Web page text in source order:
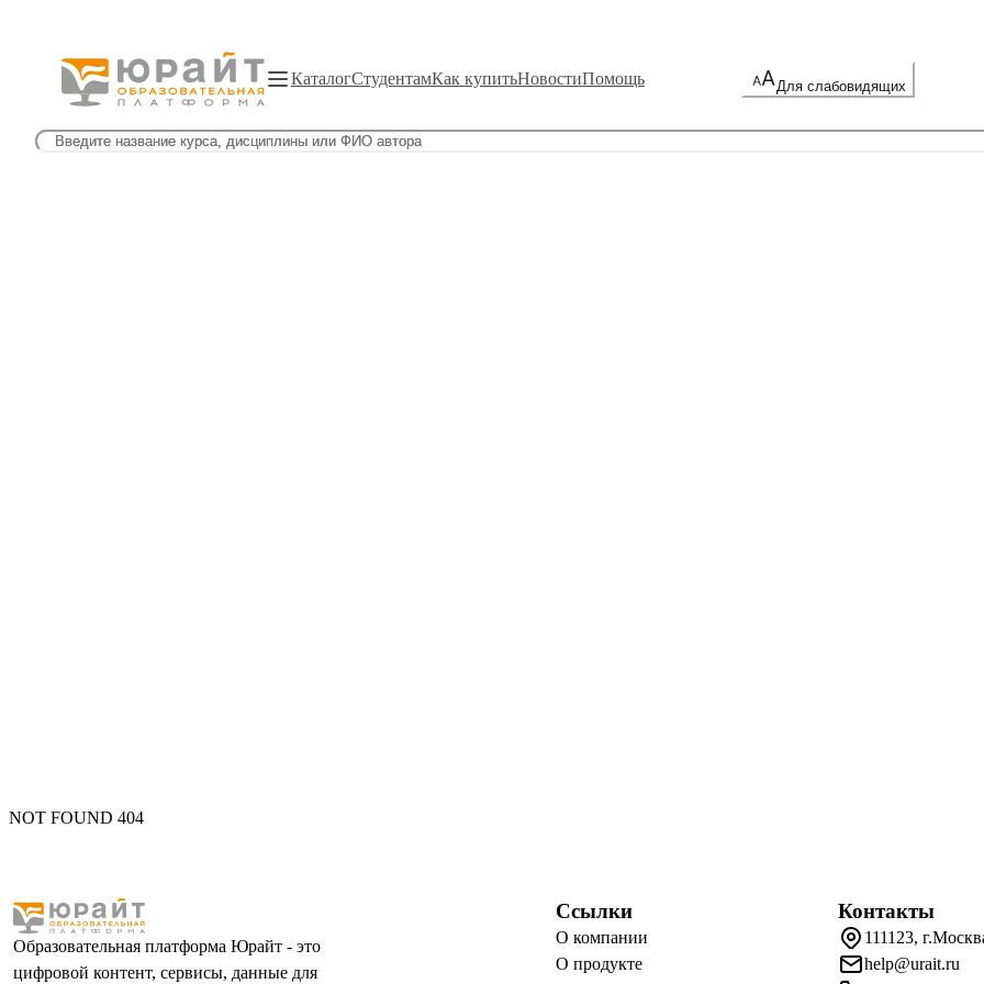
КаталогСтудентамКак купитьНовостиПомощь Для слабовидящих
NOT FOUND 404
Образовательная платформа Юрайт - это
цифровой контент, сервисы, данные для
Ссылки
О компании
О продукте
Контакты
111123,
help@urait.ru